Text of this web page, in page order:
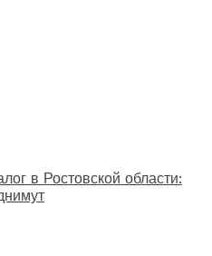
в Ростовской области: